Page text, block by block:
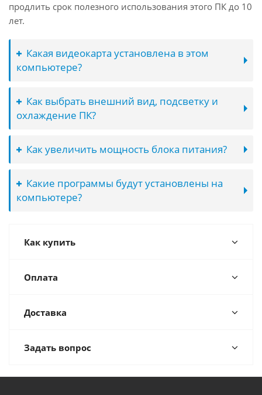
продлить срок полезного использования этого ПК до 10
лет.
Какая видеокарта установлена в этом
компьютере?
Как выбрать внешний вид, подсветку и
охлаждение ПК?
Как увеличить мощность блока питания?
Какие программы будут установлены на
компьютере?
Как купить
Оплата
Доставка
Задать вопрос